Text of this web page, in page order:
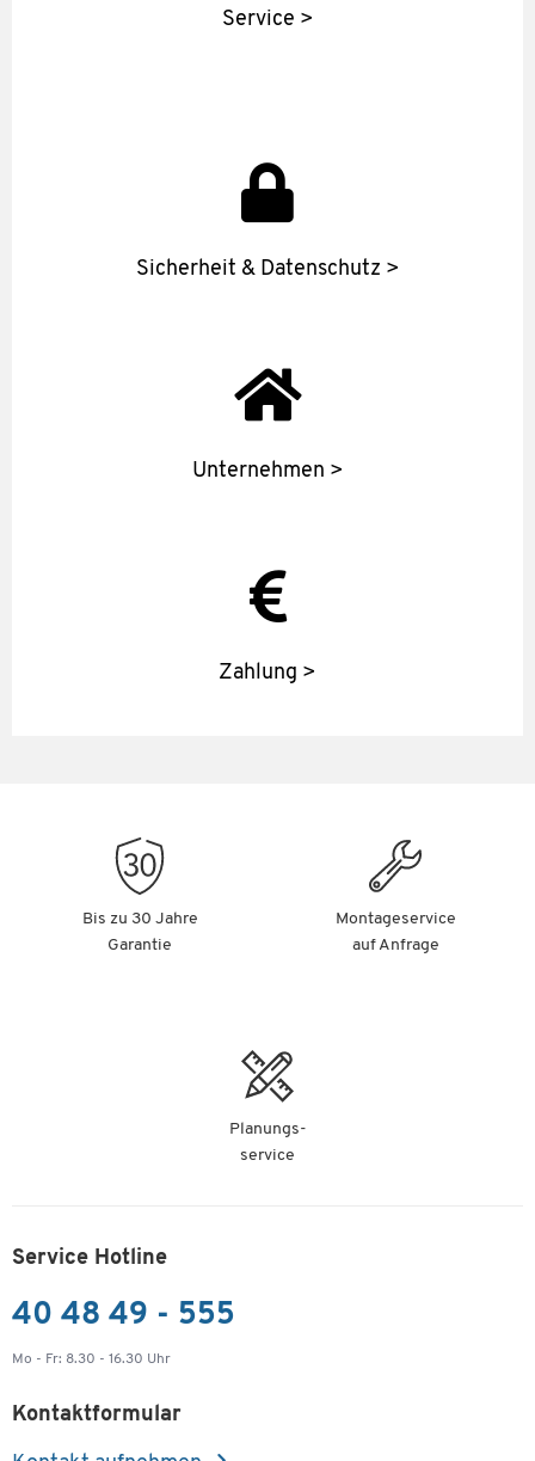
Service >
Sicherheit & Datenschutz >
Unternehmen >
Zahlung >
Bis zu 30 Jahre
Garantie
Montageservice
auf Anfrage
Planungs-
service
Service Hotline
40 48 49 - 555
Mo - Fr: 8.30 - 16.30 Uhr
Kontaktformular